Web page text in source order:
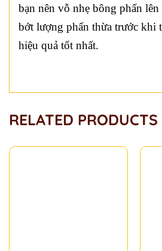
bạn nên vỗ nhẹ bông phấn
bớt lượng phấn thừa trước khi
hiệu quả tốt nhất.
RELATED PRODUCTS